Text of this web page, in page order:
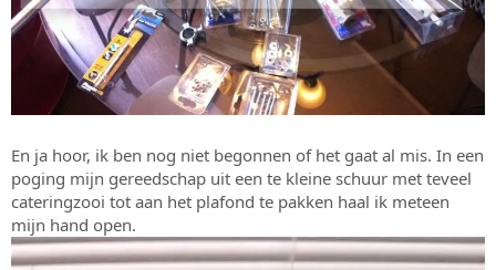
En ja hoor, ik ben nog niet begonnen of het gaat al mis. In een
poging mijn gereedschap uit een te kleine schuur met teveel
cateringzooi tot aan het plafond te pakken haal ik meteen
mijn hand open.